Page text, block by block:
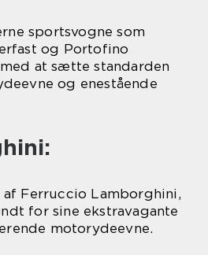
sportsvogne som
og Portofino
at sætte standarden
og enestående
af Ferruccio Lamborghini,
for sine ekstravagante
motorydeevne.